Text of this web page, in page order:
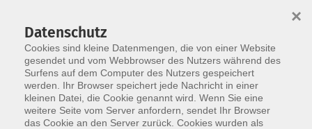
Zum Hauptinhalt springen
Hybrid
Datenschutz
Cookies sind kleine Datenmengen, die von einer Website
gesendet und vom Webbrowser des Nutzers während des
Surfens auf dem Computer des Nutzers gespeichert
werden. Ihr Browser speichert jede Nachricht in einer
kleinen Datei, die Cookie genannt wird. Wenn Sie eine
weitere Seite vom Server anfordern, sendet Ihr Browser
das Cookie an den Server zurück. Cookies wurden als
×